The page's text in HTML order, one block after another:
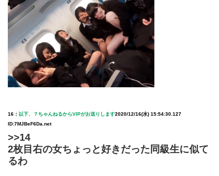
16： 以下、？ちゃんねるからVIPがお送りします2020/12/16(水) 15:54:30.127
ID:7MJBeF6Da.net
>>14
2枚目右の女ちょっと好きだった同級生に似て
るわ